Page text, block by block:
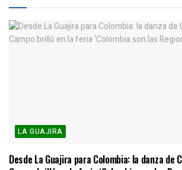
LA GUAJIRA
Desde La Guajira para Colombia: la danza de